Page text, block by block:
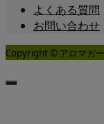
よくある質問
お問い合わせ
Copyright © アロマガ